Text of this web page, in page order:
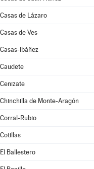
Casas de Lázaro
Casas de Ves
Casas-Ibáñez
Caudete
Cenizate
Chinchilla de Monte-Aragón
Corral-Rubio
Cotillas
El Ballestero